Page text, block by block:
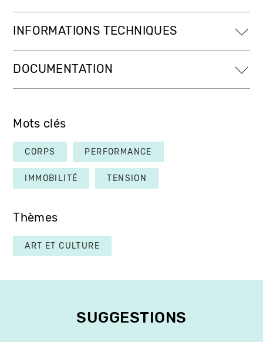
INFORMATIONS TECHNIQUES
DOCUMENTATION
Mots clés
CORPS PERFORMANCE
IMMOBILITÉ TENSION
Thèmes
ART ET CULTURE
SUGGESTIONS